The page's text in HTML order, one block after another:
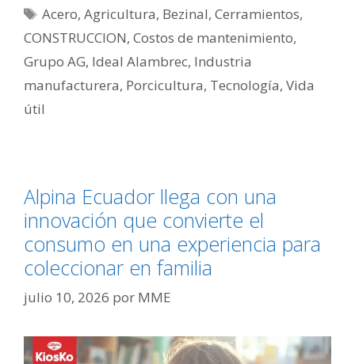
Acero,Agricultura, Bezinal,Cerramientos,
CONSTRUCCION, Costos de mantenimiento,
Grupo AG, Ideal Alambrec, Industria
manufacturera, Porcicultura, Tecnología, Vida
útil
Alpina Ecuador llega con una
innovación que convierte el
consumo en una experiencia para
coleccionar en familia
julio 10, 2026 por MME